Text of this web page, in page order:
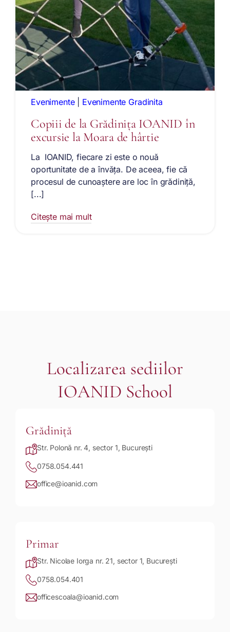
Evenimente| Evenimente Gradinita
Copiii de la Grădinița IOANID în
excursie la Moara de hârtie
La IOANID, fiecare zi este o nouă
oportunitate de a învăța. De aceea, fie că
procesul de cunoaștere are loc în grădiniță,
[...]
Citește mai mult
Localizarea sediilor
IOANID School
Grădiniță
Str. Polonă nr. 4, sector 1, București
0758.054.441
office@ioanid.com
Primar
Str. Nicolae Iorga nr. 21, sector 1, București
0758.054.401
officescoala@ioanid.com